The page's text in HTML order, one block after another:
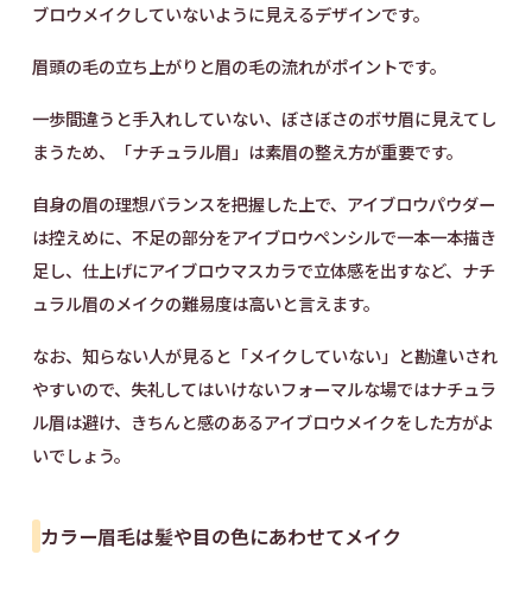
ブロウメイクしていないように見えるデザインです。
眉頭の毛の立ち上がりと眉の毛の流れがポイントです。
一歩間違うと手入れしていない、ぼさぼさのボサ眉に見えてし
まうため、「ナチュラル眉」は素眉の整え方が重要です。
自身の眉の理想バランスを把握した上で、アイブロウパウダー
は控えめに、不足の部分をアイブロウペンシルで一本一本描き
足し、仕上げにアイブロウマスカラで立体感を出すなど、ナチ
ュラル眉のメイクの難易度は高いと言えます。
なお、知らない人が見ると「メイクしていない」と勘違いされ
やすいので、失礼してはいけないフォーマルな場ではナチュラ
ル眉は避け、きちんと感のあるアイブロウメイクをした方がよ
いでしょう。
カラー眉毛は髪や目の色にあわせてメイク